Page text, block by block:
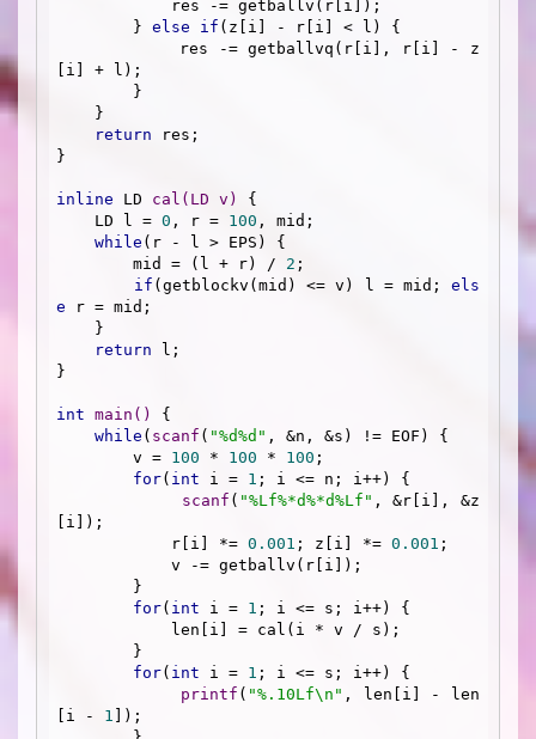
        }
else if (z[i] - r[i] < l) {
[i] + l);
return res;
}
inline LD cal (LD v)
{
    LD l =
0 , r = 100 , mid;
while (r - l > EPS) {
        mid = (l + r) /
2 ;
if (getblockv(mid) <= v) l = mid; els
e r = mid;
return l;
}
int main ()
{
while ( scanf ( "%d%d" , &n, &s) != EOF) {
        v =
100 * 100 * 100 ;
for( int i = 1 ; i <= n; i++) {
scanf ( "%Lf%*d%*d%Lf" , &r[i], &z
[i]);
            r[i] *=
0.001 ; z[i] *= 0.001 ;
for( int i = 1 ; i <= s; i++) {
for( int i = 1 ; i <= s; i++) {
printf ( "%.10Lf\n" , len[i] - len
[i - 1 ]);